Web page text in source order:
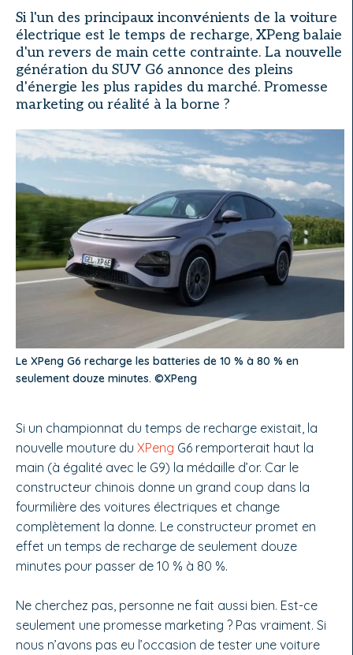
Si l'un des principaux inconvénients de la voiture
électrique est le temps de recharge, XPeng balaie
d'un revers de main cette contrainte. La nouvelle
génération du SUV G6 annonce des pleins
d'énergie les plus rapides du marché. Promesse
marketing ou réalité à la borne ?
Le XPeng G6 recharge les batteries de 10 % à 80 % en
seulement douze minutes. ©XPeng
Si un championnat du temps de recharge existait, la
nouvelle mouture du XPeng G6 remporterait haut la
main (à égalité avec le G9) la médaille d’or. Car le
constructeur chinois donne un grand coup dans la
fourmilière des voitures électriques et change
complètement la donne. Le constructeur promet en
effet un temps de recharge de seulement douze
minutes pour passer de 10 % à 80 %.
Ne cherchez pas, personne ne fait aussi bien. Est-ce
seulement une promesse marketing ? Pas vraiment. Si
nous n’avons pas eu l’occasion de tester une voiture